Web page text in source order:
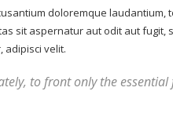
doloremque
sit aspernatur aut odit aut
adipisci velit.
to front only the